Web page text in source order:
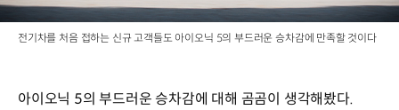
전기차를 처음 접하는 신규 고객들도 아이오닉 5의 부드러운 승차감에 만족할 것이다
아이오닉 5의 부드러운 승차감에 대해 곰곰이 생각해봤다.